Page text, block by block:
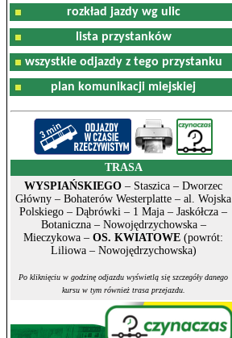
rozkład jazdy wg ulic
lista przystanków
wszystkie odjazdy z tego przystanku
plan komunikacji miejskiej
TRASA
WYSPIAŃSKIEGO – Staszica – Dworzec
Główny – Bohaterów Westerplatte – al. Wojska
Polskiego – Dąbrówki – 1 Maja – Jaskółcza –
Botaniczna – Nowojędrzychowska –
Mieczykowa – OS. KWIATOWE (powrót:
Liliowa – Nowojędrzychowska)
Po kliknięciu w godzinę odjazdu wyświetlą się szczegóły danego
kursu w tym również trasa przejazdu.